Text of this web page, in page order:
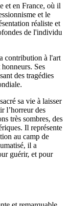
et en France, où il
et le
réaliste et
de l'individu
contribution à l'art
Ses
des tragédies
sa vie à laisser
l’horreur des
très sombres, des
Il représente
au camp de
il a
guérir, et pour